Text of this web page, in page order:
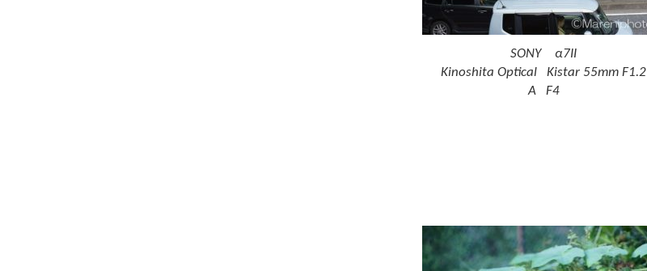
SONY α7II
Kinoshita Optical Kistar 55mm F1.2
A F4